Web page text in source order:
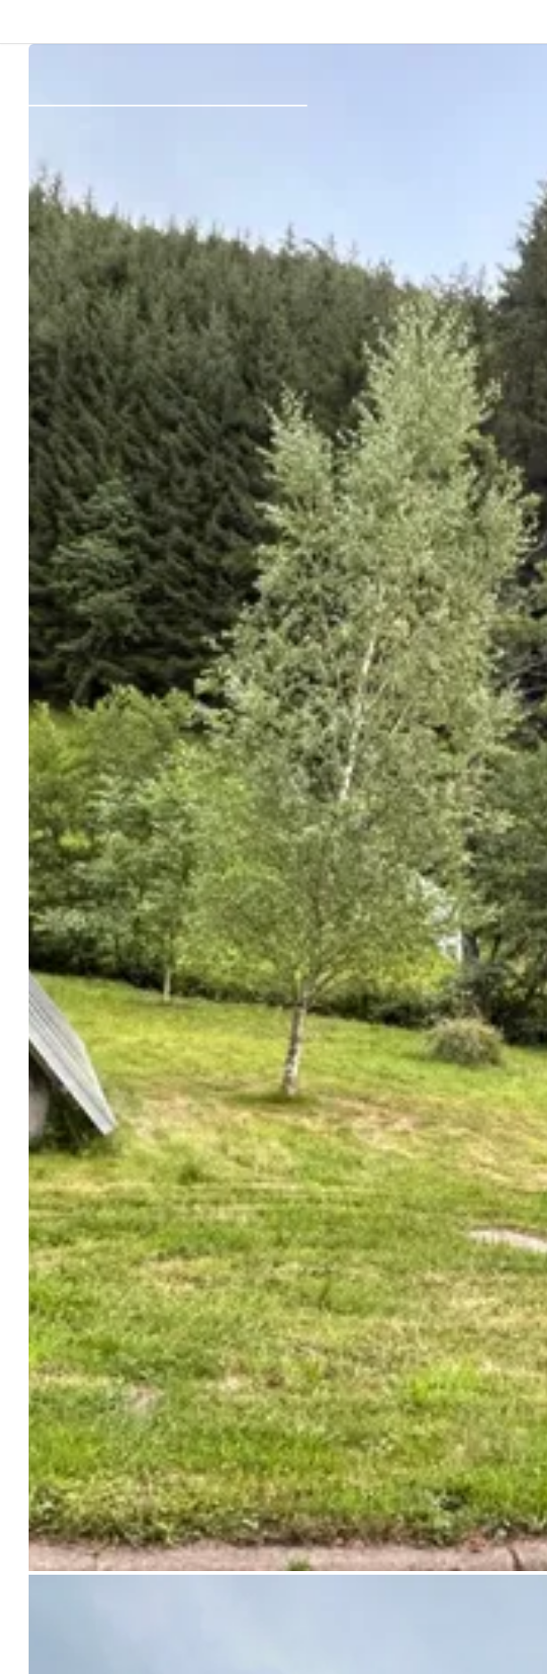
Accedi
Registro
Diventare Host
Piazzole
Alloggi
Pianificazione viaggio
Chiedi a Howdy
Ispirazione fotografica
Suggerimenti e ispirazione
Storie dall'Hinterland
Buoni
Chi siamo
Negozio
Contatti
Select language